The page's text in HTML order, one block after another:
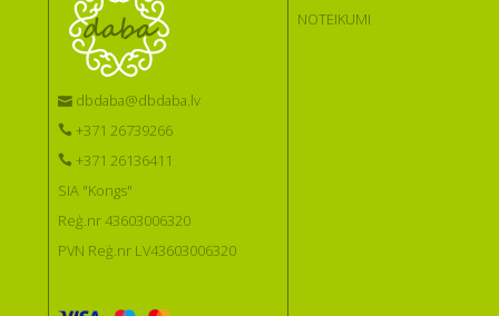
dbdaba@dbdaba.lv
+371 26739266
+371 26136411
SIA "Kongs"
Reģ.nr 43603006320
PVN Reģ.nr LV43603006320
NOTEIKUMI